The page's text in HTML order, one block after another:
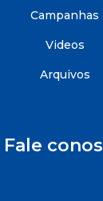
Campanhas
Videos
Arquivos
Fale